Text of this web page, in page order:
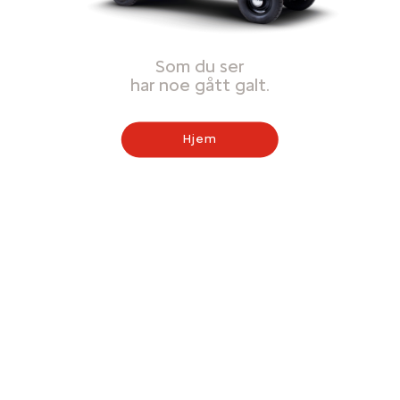
Som du ser
har noe gått galt.
Hjem